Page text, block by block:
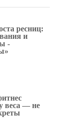
ресниц:
и
-
веса — не